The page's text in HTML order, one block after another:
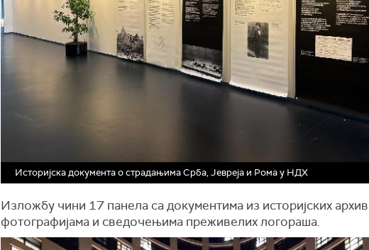
Историјска документа о страдањима Срба, Јевреја и Рома у НДХ
Изложбу чини 17 панела са документима из историјских
фотографијама и сведочењима преживелих логораша.